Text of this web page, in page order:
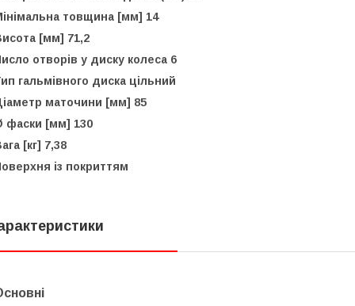
товщина [мм] 14
[мм] 71,2
отворів у диску колеса 6
гальмівного диска цільний
маточини [мм] 85
фаски [мм] 130
[кг] 7,38
із покриттям